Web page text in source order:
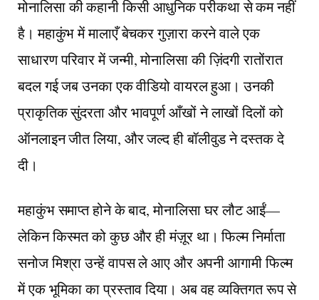
मोनालिसा की कहानी किसी आधुनिक परीकथा से कम नहीं
है। महाकुंभ में मालाएँ बेचकर गुज़ारा करने वाले एक
साधारण परिवार में जन्मी, मोनालिसा की ज़िंदगी रातोंरात
बदल गई जब उनका एक वीडियो वायरल हुआ। उनकी
प्राकृतिक सुंदरता और भावपूर्ण आँखों ने लाखों दिलों को
ऑनलाइन जीत लिया, और जल्द ही बॉलीवुड ने दस्तक दे
दी।
महाकुंभ समाप्त होने के बाद, मोनालिसा घर लौट आईं—
लेकिन किस्मत को कुछ और ही मंज़ूर था। फिल्म निर्माता
सनोज मिश्रा उन्हें वापस ले आए और अपनी आगामी फिल्म
में एक भूमिका का प्रस्ताव दिया। अब वह व्यक्तिगत रूप से